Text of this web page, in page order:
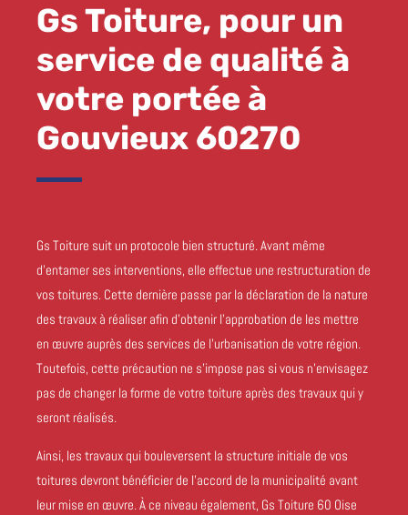
Gs Toiture, pour un
service de qualité à
votre portée à
Gouvieux 60270
Gs Toiture suit un protocole bien structuré. Avant même
d’entamer ses interventions, elle effectue une restructuration de
vos toitures. Cette dernière passe par la déclaration de la nature
des travaux à réaliser afin d’obtenir l’approbation de les mettre
en œuvre auprès des services de l’urbanisation de votre région.
Toutefois, cette précaution ne s’impose pas si vous n’envisagez
pas de changer la forme de votre toiture après des travaux qui y
seront réalisés.
Ainsi, les travaux qui bouleversent la structure initiale de vos
toitures devront bénéficier de l’accord de la municipalité avant
leur mise en œuvre. À ce niveau également, Gs Toiture 60 Oise